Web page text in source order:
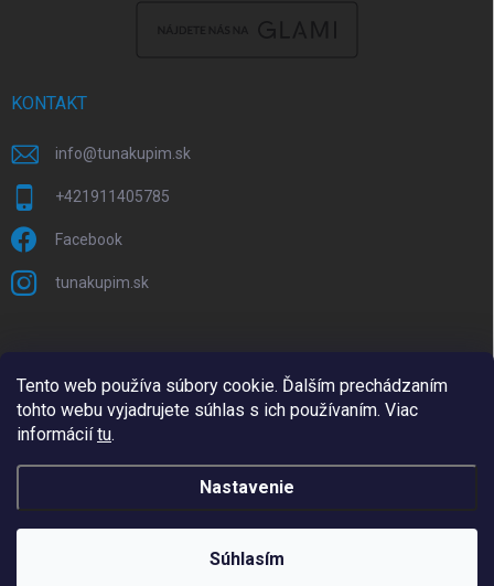
Tento web používa súbory cookie. Ďalším prechádzaním
tohto webu vyjadrujete súhlas s ich používaním. Viac
informáciítu.
Nastavenie
Súhlasím
KONTAKT
info@tunakupim.sk
+421911405785
Facebook
tunakupim.sk
Copyright 2026TuNakupim.sk. Všetky práva vyhradené.Upraviť
nastavenie cookies